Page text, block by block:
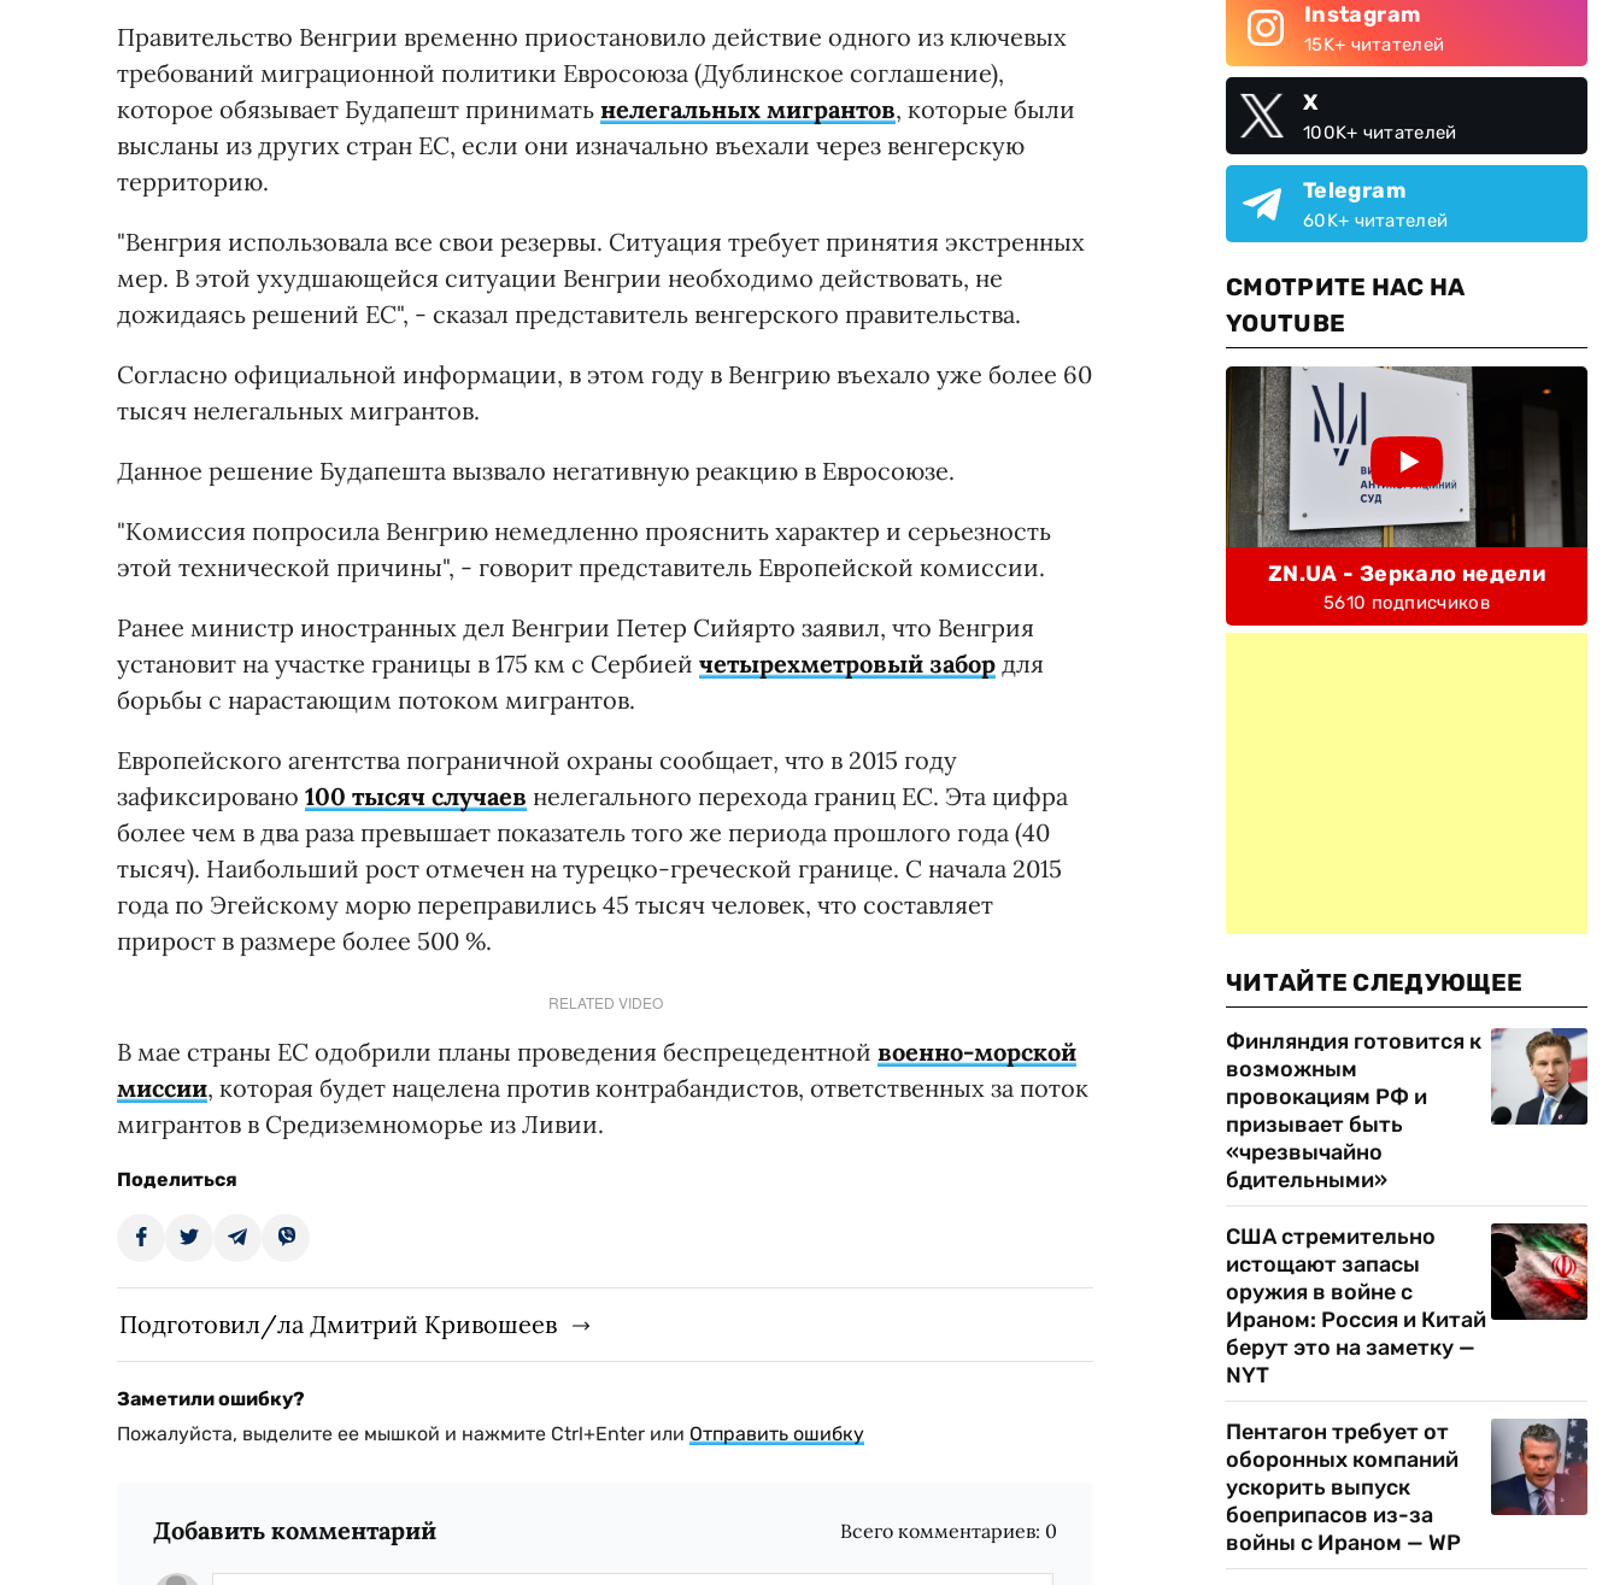
Правительство Венгрии временно приостановило действие одного из ключевых
требований миграционной политики Евросоюза (Дублинское соглашение),
которое обязывает Будапешт принимать нелегальных мигрантов, которые были
высланы из других стран ЕС, если они изначально въехали через венгерскую
территорию.
"Венгрия использовала все свои резервы. Ситуация требует принятия экстренных
мер. В этой ухудшающейся ситуации Венгрии необходимо действовать, не
дожидаясь решений ЕС", - сказал представитель венгерского правительства.
Согласно официальной информации, в этом году в Венгрию въехало уже более 60
тысяч нелегальных мигрантов.
Данное решение Будапешта вызвало негативную реакцию в Евросоюзе.
"Комиссия попросила Венгрию немедленно прояснить характер и серьезность
этой технической причины", - говорит представитель Европейской комиссии.
Ранее министр иностранных дел Венгрии Петер Сийярто заявил, что Венгрия
установит на участке границы в 175 км с Сербией четырехметровый забор для
борьбы с нарастающим потоком мигрантов.
Европейского агентства пограничной охраны сообщает, что в 2015 году
зафиксировано 100 тысяч случаев нелегального перехода границ ЕС. Эта цифра
более чем в два раза превышает показатель того же периода прошлого года (40
тысяч). Наибольший рост отмечен на турецко-греческой границе. С начала 2015
года по Эгейскому морю переправились 45 тысяч человек, что составляет
прирост в размере более 500 %.
RELATED VIDEO
В мае страны ЕС одобрили планы проведения беспрецедентной военно-морской
миссии, которая будет нацелена против контрабандистов, ответственных за поток
мигрантов в Средиземноморье из Ливии.
Поделиться
Подготовил/ла Дмитрий Кривошеев
Заметили ошибку?
Пожалуйста, выделите ее мышкой и нажмите Ctrl+Enter или Отправить ошибку
Добавить комментарий Всего комментариев: 0
Instagram
15K+ читателей
X
100K+ читателей
Telegram
60K+ читателей
СМОТРИТЕ НАС НА
YOUTUBE
ZN.UA - Зеркало недели
5610 подписчиков
ЧИТАЙТЕ СЛЕДУЮЩЕЕ
Финляндия готовится к
возможным
провокациям РФ и
призывает быть
«чрезвычайно
бдительными»
США стремительно
истощают запасы
оружия в войне с
Ираном: Россия и Китай
берут это на заметку —
NYT
Пентагон требует от
оборонных компаний
ускорить выпуск
боеприпасов из-за
войны с Ираном — WP